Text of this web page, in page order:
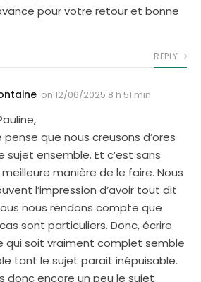
pour votre retour et bonne
REPLY
on 12/06/2025 8 h 51 min
pense que nous creusons d’ores
sujet ensemble. Et c’est sans
manière de le faire. Nous
l’impression d’avoir tout dit
nous rendons compte que
sont particuliers. Donc, écrire
qui soit vraiment complet semble
tant le sujet parait inépuisable.
donc encore un peu le sujet